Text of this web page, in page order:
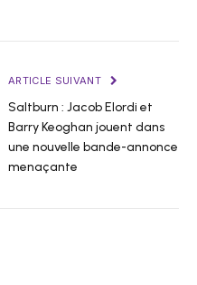
ARTICLE SUIVANT
Saltburn : Jacob Elordi et
Barry Keoghan jouent dans
une nouvelle bande-annonce
menaçante